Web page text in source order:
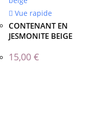
Vue rapide
CONTENANT EN
JESMONITE BEIGE
15,00 €